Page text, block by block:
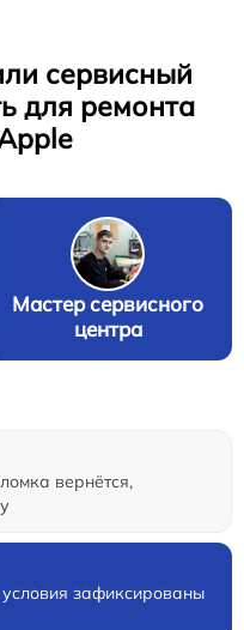
сервисный
для ремонта
Мастер сервисного
центра
вернётся,
зафиксированы